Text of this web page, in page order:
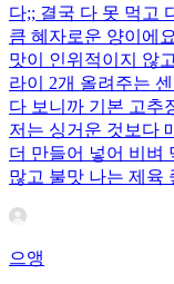
다;; 결국 다 못 먹고
큼 혜자로운 양이에
맛이 인위적이지 않
라이 2개 올려주는
다 보니까 기본 고추
저는 싱거운 것보다
더 만들어 넣어 비벼
많고 불맛 나는 제육
으앵